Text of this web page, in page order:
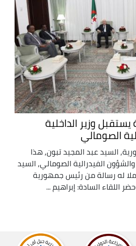
وزير الداخلية
الصومالي
السيد عبد المجيد تبون, هذا
والشؤون الفيدرالية الصومالي, السيد
له رسالة من رئيس جمهورية
اللقاء السادة: إبراهيم ...